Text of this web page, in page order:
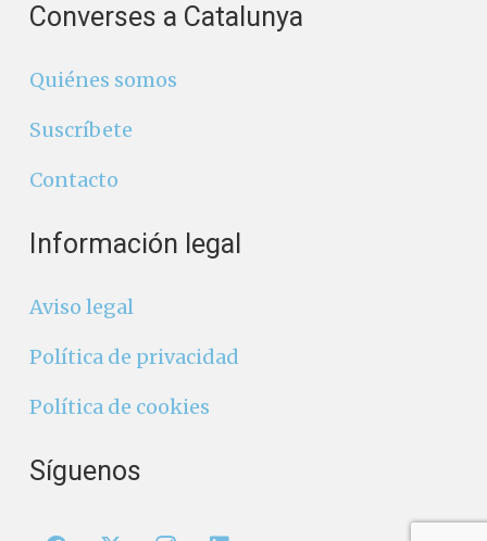
Converses a Catalunya
Quiénes somos
Suscríbete
Contacto
Información legal
Aviso legal
Política de privacidad
Política de cookies
Síguenos